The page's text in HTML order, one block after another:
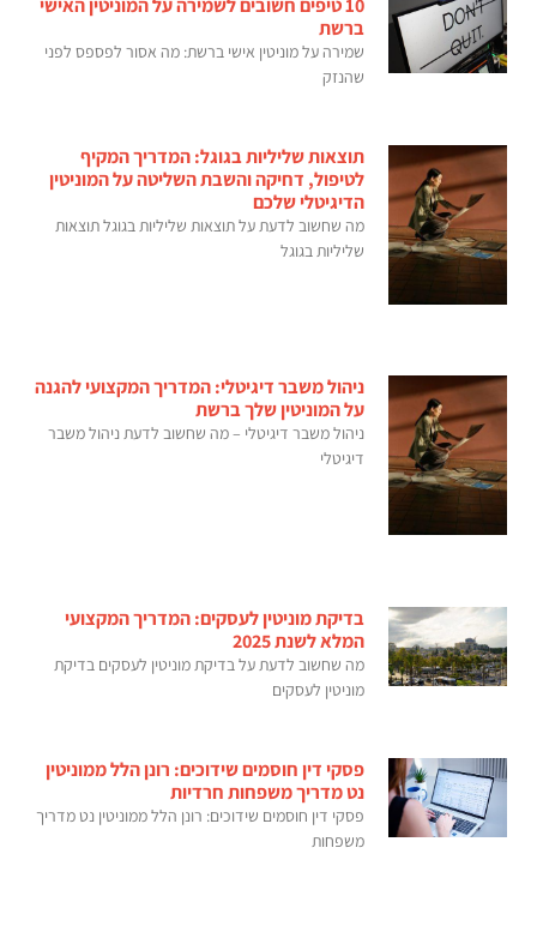
10 טיפים חשובים לשמירה על המוניטין האישי
ברשת
שמירה על מוניטין אישי ברשת: מה אסור לפספס לפני
שהנזק
תוצאות שליליות בגוגל: המדריך המקיף
לטיפול, דחיקה והשבת השליטה על המוניטין
הדיגיטלי שלכם
מה שחשוב לדעת על תוצאות שליליות בגוגל תוצאות
שליליות בגוגל
ניהול משבר דיגיטלי: המדריך המקצועי להגנה
על המוניטין שלך ברשת
ניהול משבר דיגיטלי – מה שחשוב לדעת ניהול משבר
דיגיטלי
בדיקת מוניטין לעסקים: המדריך המקצועי
המלא לשנת 2025
מה שחשוב לדעת על בדיקת מוניטין לעסקים בדיקת
מוניטין לעסקים
פסקי דין חוסמים שידוכים: רונן הלל ממוניטין
נט מדריך משפחות חרדיות
פסקי דין חוסמים שידוכים: רונן הלל ממוניטין נט מדריך
משפחות